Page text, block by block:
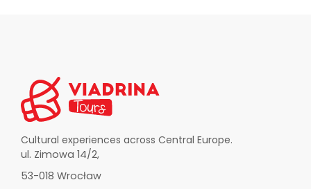
Cultural experiences across Central Europe.
ul. Zimowa 14/2,
53-018 Wrocław